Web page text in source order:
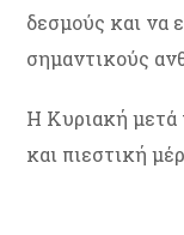
δεσμούς και να
σημαντικούς
Η Κυριακή μετά
και πιεστική